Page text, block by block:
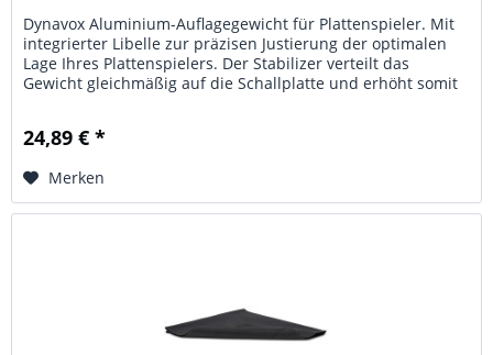
Dynavox Aluminium-Auflagegewicht für Plattenspieler. Mit
integrierter Libelle zur präzisen Justierung der optimalen
Lage Ihres Plattenspielers. Der Stabilizer verteilt das
Gewicht gleichmäßig auf die Schallplatte und erhöht somit
24,89 € *
Merken